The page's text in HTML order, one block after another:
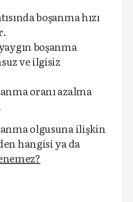
boşanma hızı
boşanma
ve ilgisiz
oranı azalma
olgusuna ilişkin
hangisi ya da